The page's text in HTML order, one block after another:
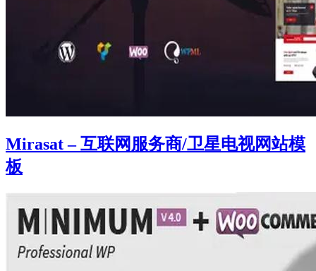
Mirasat – 互联网服务商/卫星电视网站模
板